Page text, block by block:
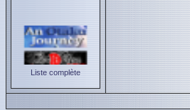
Liste complète